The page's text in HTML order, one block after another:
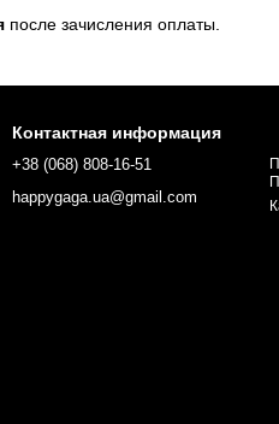
после зачисления оплаты.
Контактная информация
+38 (068) 808-16-51
happygaga.ua@gmail.com